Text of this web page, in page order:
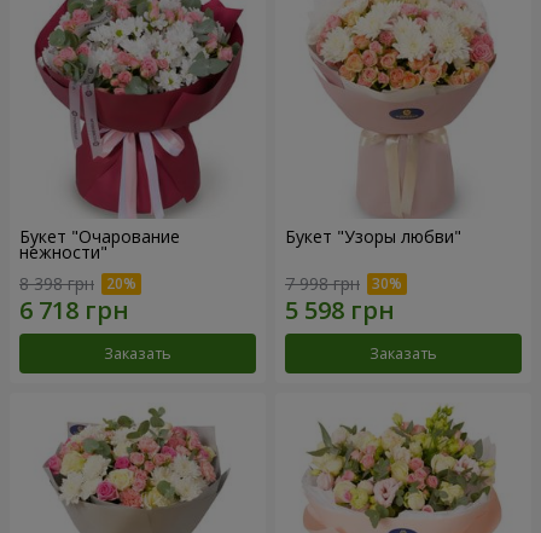
Букет "Очарование
нежности"
8 398 грн
Заказать
Букет "Узоры любви"
7 998 грн
Заказать